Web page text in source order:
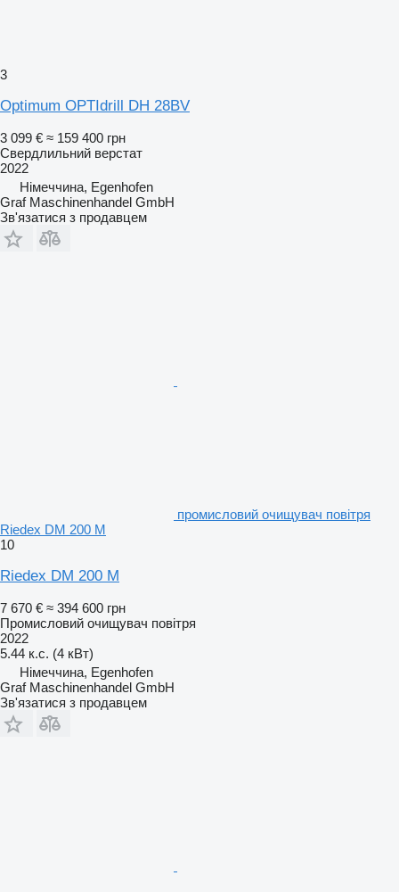
3
Optimum OPTIdrill DH 28BV
3 099 € ≈ 159 400 грн
Свердлильний верстат
2022
Німеччина, Egenhofen
Graf Maschinenhandel GmbH
Зв'язатися з продавцем
промисловий очищувач повітря
Riedex DM 200 M
10
Riedex DM 200 M
7 670 € ≈ 394 600 грн
Промисловий очищувач повітря
2022
5.44 к.с. (4 кВт)
Німеччина, Egenhofen
Graf Maschinenhandel GmbH
Зв'язатися з продавцем